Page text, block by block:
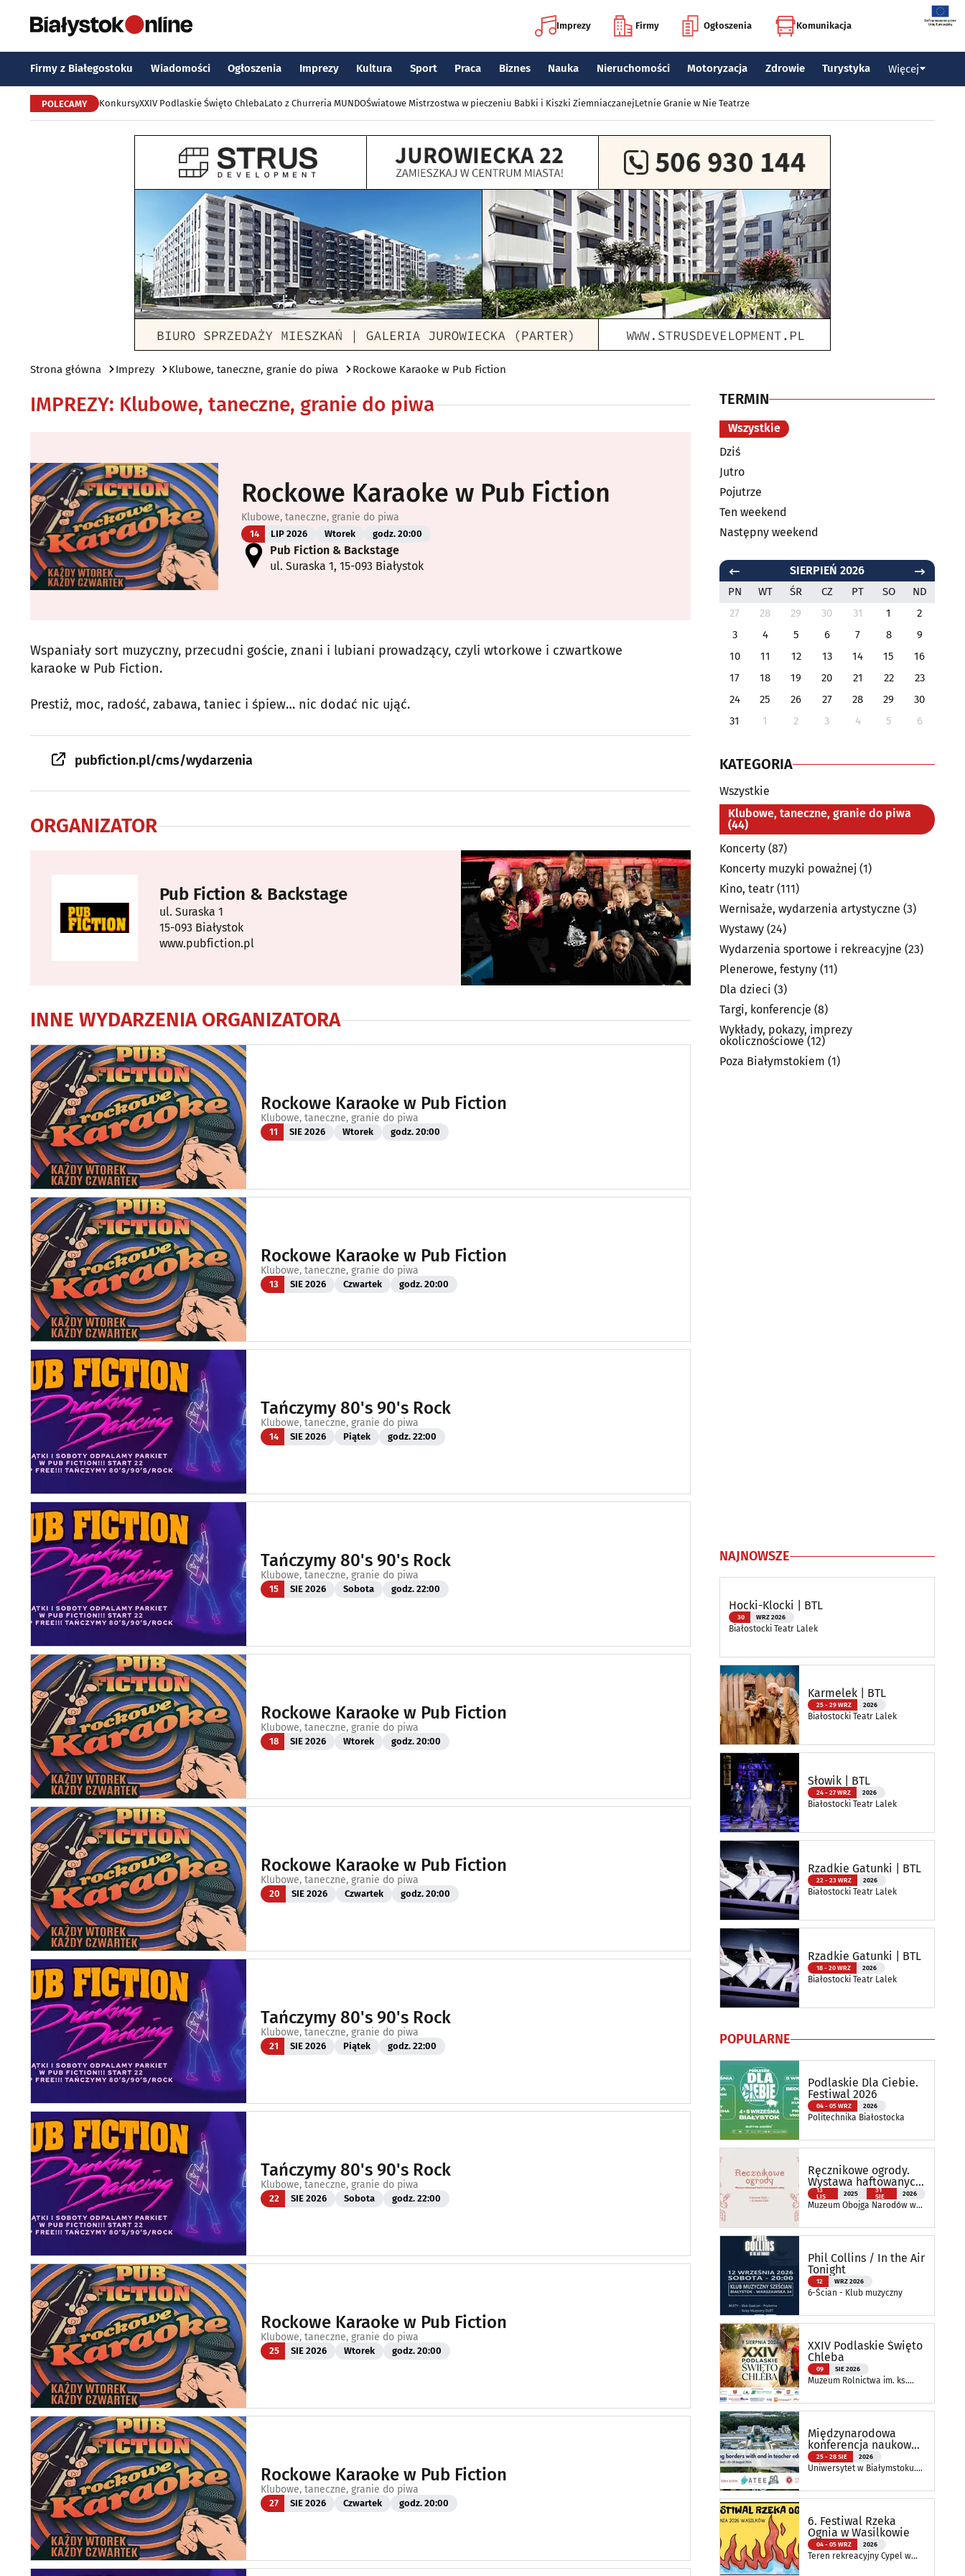
Imprezy Firmy Ogłoszenia Komunikacja
Firmy z Białegostoku Wiadomości Ogłoszenia Imprezy Kultura Sport Praca Biznes Nauka Nieruchomości Motoryzacja Zdrowie Turystyka Więcej
POLECAMY KonkursyXXIV Podlaskie Święto ChlebaLato z Churreria MUNDOŚwiatowe Mistrzostwa w pieczeniu Babki i Kiszki ZiemniaczanejLetnie Granie w Nie Teatrze
Strona główna Imprezy Klubowe, taneczne, granie do piwa Rockowe Karaoke w Pub Fiction
IMPREZY: Klubowe, taneczne, granie do piwa
Rockowe Karaoke w Pub Fiction
Klubowe, taneczne, granie do piwa
14 LIP 2026 Wtorek godz. 20:00
Pub Fiction & Backstage
ul. Suraska 1, 15-093 Białystok
Wspaniały sort muzyczny, przecudni goście, znani i lubiani prowadzący, czyli wtorkowe i czwartkowe
karaoke w Pub Fiction.
Prestiż, moc, radość, zabawa, taniec i śpiew… nic dodać nic ująć.
pubfiction.pl/cms/wydarzenia
ORGANIZATOR
Pub Fiction & Backstage
ul. Suraska 1
15-093 Białystok
www.pubfiction.pl
INNE WYDARZENIA ORGANIZATORA
Rockowe Karaoke w Pub Fiction
Klubowe, taneczne, granie do piwa
11 SIE 2026 Wtorek godz. 20:00
Rockowe Karaoke w Pub Fiction
Klubowe, taneczne, granie do piwa
13 SIE 2026 Czwartek godz. 20:00
Tańczymy 80's 90's Rock
Klubowe, taneczne, granie do piwa
14 SIE 2026 Piątek godz. 22:00
Tańczymy 80's 90's Rock
Klubowe, taneczne, granie do piwa
15 SIE 2026 Sobota godz. 22:00
Rockowe Karaoke w Pub Fiction
Klubowe, taneczne, granie do piwa
18 SIE 2026 Wtorek godz. 20:00
Rockowe Karaoke w Pub Fiction
Klubowe, taneczne, granie do piwa
20 SIE 2026 Czwartek godz. 20:00
Tańczymy 80's 90's Rock
Klubowe, taneczne, granie do piwa
21 SIE 2026 Piątek godz. 22:00
Tańczymy 80's 90's Rock
Klubowe, taneczne, granie do piwa
22 SIE 2026 Sobota godz. 22:00
Rockowe Karaoke w Pub Fiction
Klubowe, taneczne, granie do piwa
25 SIE 2026 Wtorek godz. 20:00
Rockowe Karaoke w Pub Fiction
Klubowe, taneczne, granie do piwa
27 SIE 2026 Czwartek godz. 20:00
TERMIN
Wszystkie
Dziś
Jutro
Pojutrze
Ten weekend
Następny weekend
SIERPIEŃ 2026
PN WT ŚR CZ PT SO
ND
27
28 29 30 31 1
2
3
4 5 6 7 8
9
10
11 12 13 14 15
16
17
18 19 20 21 22
23
24
25 26 27 28 29
30
31
1 2 3 4 5 6
KATEGORIA
Wszystkie
Klubowe, taneczne, granie do piwa
(44)
Koncerty (87)
Koncerty muzyki poważnej (1)
Kino, teatr (111)
Wernisaże, wydarzenia artystyczne (3)
Wystawy (24)
Wydarzenia sportowe i rekreacyjne (23)
Plenerowe, festyny (11)
Dla dzieci (3)
Targi, konferencje (8)
Wykłady, pokazy, imprezy
okolicznościowe (12)
Poza Białymstokiem (1)
NAJNOWSZE
Hocki-Klocki | BTL
30 WRZ 2026
Białostocki Teatr Lalek
Karmelek | BTL
25 - 29 WRZ 2026
Białostocki Teatr Lalek
Słowik | BTL
24 - 27 WRZ 2026
Białostocki Teatr Lalek
Rzadkie Gatunki | BTL
22 - 23 WRZ 2026
Białostocki Teatr Lalek
Rzadkie Gatunki | BTL
18 - 20 WRZ 2026
Białostocki Teatr Lalek
POPULARNE
Podlaskie Dla Ciebie.
Festiwal 2026
04 - 05 WRZ 2026
Politechnika Białostocka
Ręcznikowe ogrody.
Wystawa haftowanych
tkanin inspirowanych
naturą
13
LIS
2025
31
SIE
2026
Muzeum Obojga Narodów w
Muzeum Podlaskiego w
Phil Collins / In the Air
Tonight
12 WRZ 2026
6-Ścian - Klub muzyczny
XXIV Podlaskie Święto
Chleba
09 SIE 2026
Muzeum Rolnictwa im. ks.
Ciechanowcu
Międzynarodowa
konferencja naukowa
ATEE Annual
Conference 2026
25 - 28 SIE 2026
Uniwersytet w Białymstoku.
6. Festiwal Rzeka
Ognia w Wasilkowie
04 - 05 WRZ 2026
Teren rekreacyjny Cypel w